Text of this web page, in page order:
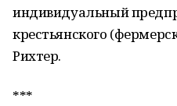
индивидуальный
крестьянского
Рихтер.
***